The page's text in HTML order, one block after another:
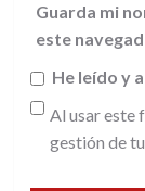
Guarda mi
este
He leído y
Al usar este
gestión de